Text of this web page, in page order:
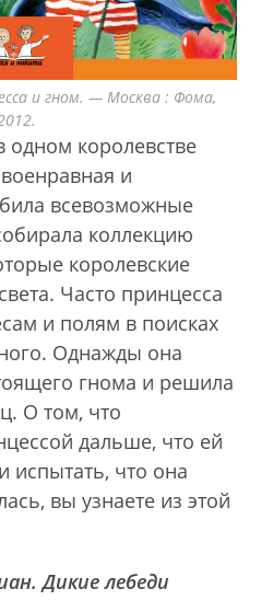
и гном. — Москва : Фома,
королевстве
и
всевозможные
коллекцию
королевские
Часто принцесса
и полям в поисках
Однажды она
гнома и решила
О том, что
дальше, что ей
испытать, что она
вы узнаете из этой
Дикие лебеди